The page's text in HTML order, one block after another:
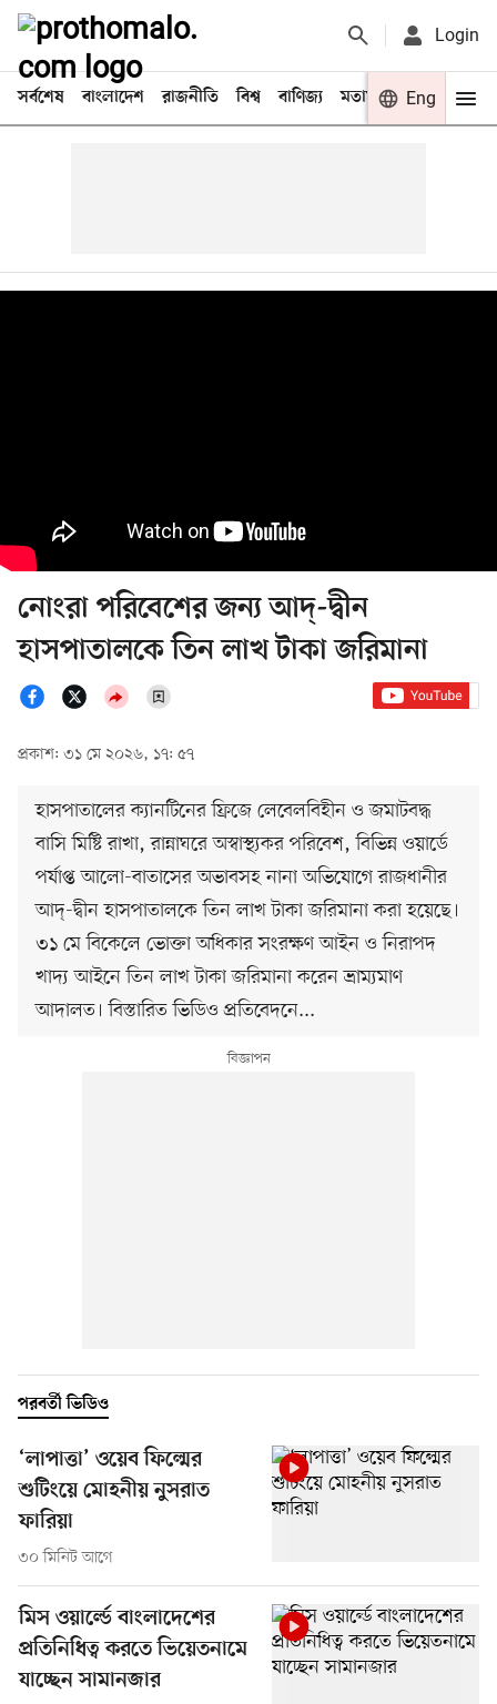
Login
সর্বশেষ বাংলাদেশ রাজনীতি বিশ্ব বাণিজ্য মতামত খেলা
Eng
নোংরা পরিবেশের জন্য আদ্-দ্বীন
হাসপাতালকে তিন লাখ টাকা জরিমানা
প্রকাশ: ৩১ মে ২০২৬, ১৭: ৫৭
হাসপাতালের ক্যানটিনের ফ্রিজে লেবেলবিহীন ও জমাটবদ্ধ
বাসি মিষ্টি রাখা, রান্নাঘরে অস্বাস্থ্যকর পরিবেশ, বিভিন্ন ওয়ার্ডে
পর্যাপ্ত আলো-বাতাসের অভাবসহ নানা অভিযোগে রাজধানীর
আদ্-দ্বীন হাসপাতালকে তিন লাখ টাকা জরিমানা করা হয়েছে।
৩১ মে বিকেলে ভোক্তা অধিকার সংরক্ষণ আইন ও নিরাপদ
খাদ্য আইনে তিন লাখ টাকা জরিমানা করেন ভ্রাম্যমাণ
আদালত। বিস্তারিত ভিডিও প্রতিবেদনে...
পরবর্তী ভিডিও
‘লাপাত্তা’ ওয়েব ফিল্মের
শুটিংয়ে মোহনীয় নুসরাত
ফারিয়া
৩০ মিনিট আগে
মিস ওয়ার্ল্ডে বাংলাদেশের
প্রতিনিধিত্ব করতে ভিয়েতনামে
যাচ্ছেন সামানজার